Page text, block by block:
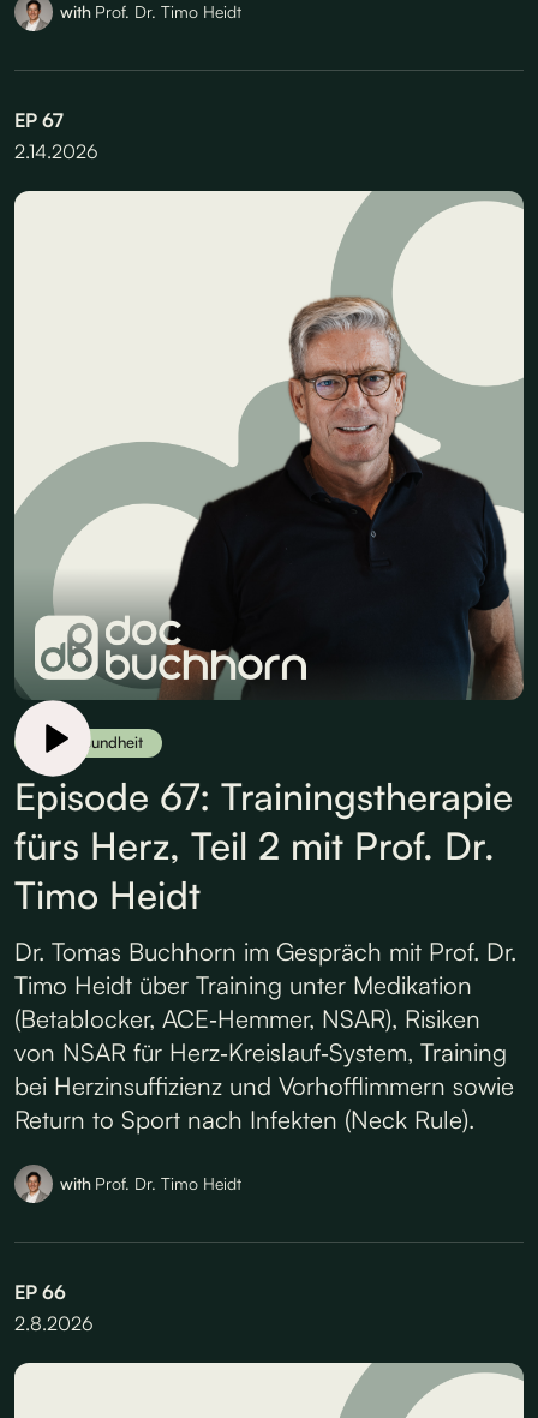
with Prof. Dr. Timo Heidt
EP 67
2.14.2026
Herzgesundheit
Episode 67: Trainingstherapie
fürs Herz, Teil 2 mit Prof. Dr.
Timo Heidt
Dr. Tomas Buchhorn im Gespräch mit Prof. Dr.
Timo Heidt über Training unter Medikation
(Betablocker, ACE‑Hemmer, NSAR), Risiken
von NSAR für Herz‑Kreislauf‑System, Training
bei Herzinsuffizienz und Vorhofflimmern sowie
Return to Sport nach Infekten (Neck Rule).
with Prof. Dr. Timo Heidt
EP 66
2.8.2026